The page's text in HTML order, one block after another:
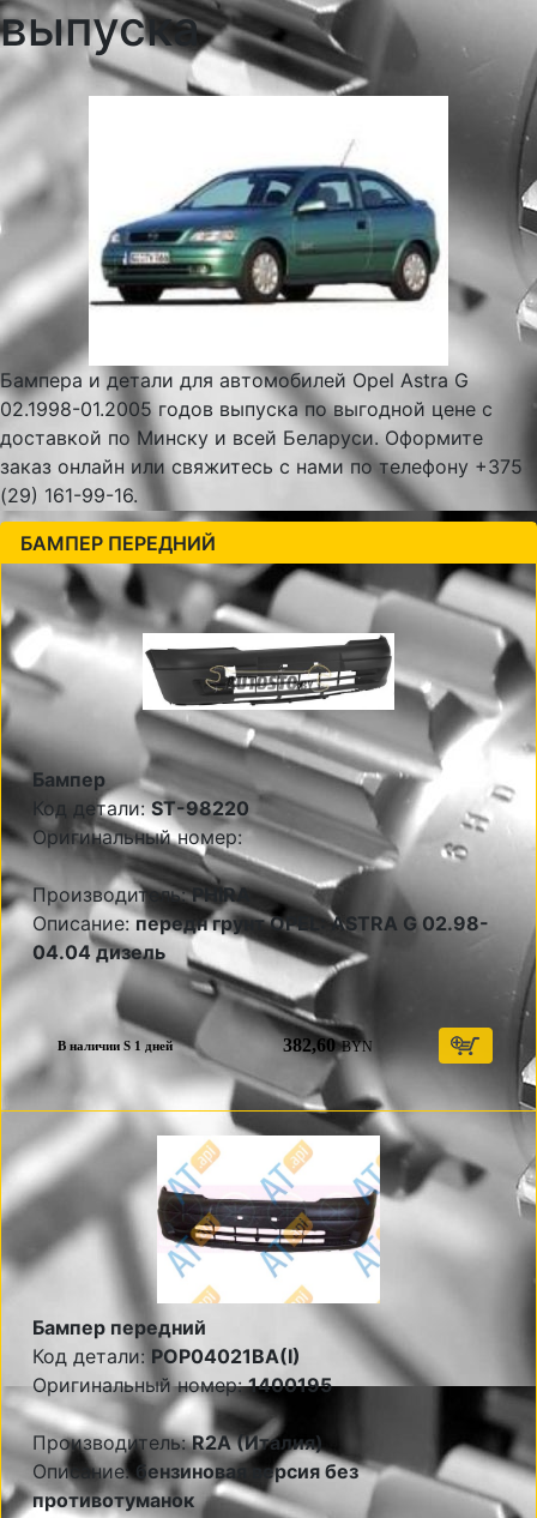
выпуска
Бампера и детали для автомобилей Opel Astra G
02.1998-01.2005 годов выпуска по выгодной цене с
доставкой по Минску и всей Беларуси. Оформите
заказ онлайн или свяжитесь с нами по телефону +375
(29) 161-99-16.
БАМПЕР ПЕРЕДНИЙ
Бампер
Код детали:ST-98220
Оригинальный номер:
Производитель:PHIRA
Описание:передн грунт OPEL: ASTRA G 02.98-
04.04 дизель
В наличии S 1 дней 382,60 BYN
Бампер передний
Код детали: POP04021BA(I)
Оригинальный номер:1400195
Производитель:R2A (Италия)
Описание:бензиновая версия без
противотуманок